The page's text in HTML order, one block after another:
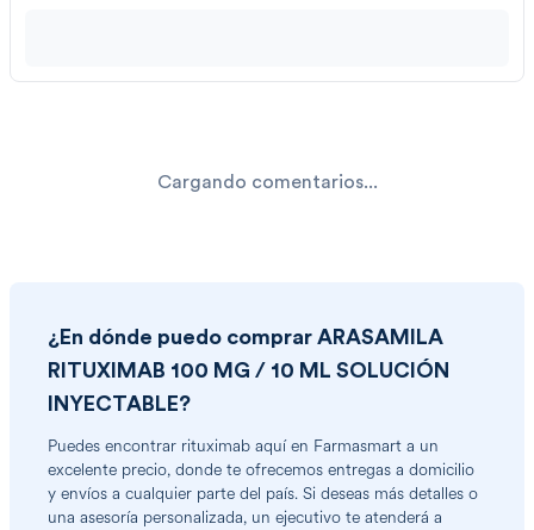
Cargando comentarios...
¿En dónde puedo comprar ARASAMILA
RITUXIMAB 100 MG / 10 ML SOLUCIÓN
INYECTABLE?
Puedes encontrar rituximab aquí en Farmasmart a un
excelente precio, donde te ofrecemos entregas a domicilio
y envíos a cualquier parte del país. Si deseas más detalles o
una asesoría personalizada, un ejecutivo te atenderá a